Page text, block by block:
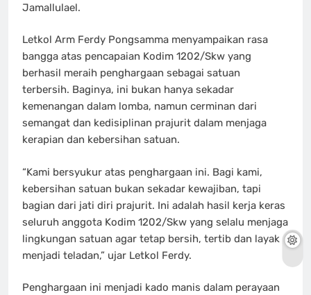
Jamallulael.
Letkol Arm Ferdy Pongsamma menyampaikan rasa
bangga atas pencapaian Kodim 1202/Skw yang
berhasil meraih penghargaan sebagai satuan
terbersih. Baginya, ini bukan hanya sekadar
kemenangan dalam lomba, namun cerminan dari
semangat dan kedisiplinan prajurit dalam menjaga
kerapian dan kebersihan satuan.
“Kami bersyukur atas penghargaan ini. Bagi kami,
kebersihan satuan bukan sekadar kewajiban, tapi
bagian dari jati diri prajurit. Ini adalah hasil kerja keras
seluruh anggota Kodim 1202/Skw yang selalu menjaga
lingkungan satuan agar tetap bersih, tertib dan layak
menjadi teladan,” ujar Letkol Ferdy.
Penghargaan ini menjadi kado manis dalam perayaan